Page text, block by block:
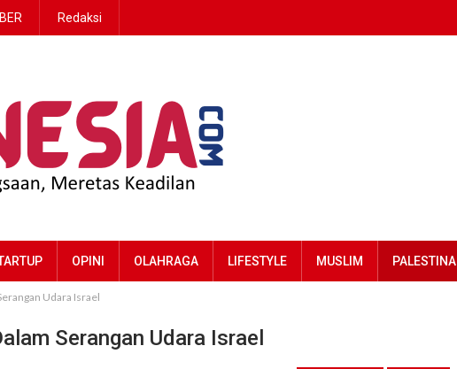
Redaksi
OPINI OLAHRAGA LIFESTYLE MUSLIM PALESTINA
Udara Israel
Serangan Udara Israel